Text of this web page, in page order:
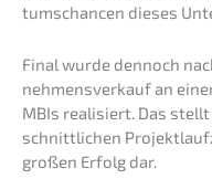
tums­chan­cen dieses
Final wurde dennoch
nehmens­verkauf an
MBIs reali­siert. Das
schnitt­li­chen
großen Erfolg dar.